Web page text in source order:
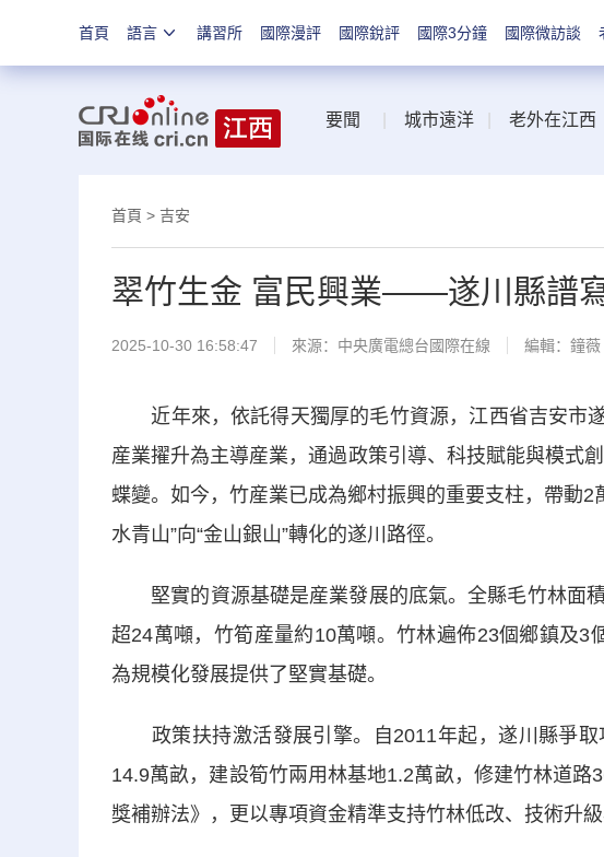
首頁 語言 講習所 國際漫評 國際銳評 國際3分鐘 國際微訪談
要聞 城市遠洋 老外在江西
首頁 > 吉安
翠竹生金 富民興業——遂川縣譜
2025-10-30 16:58:47 來源：中央廣電總台國際在線 編輯：鐘薇
近年來，依託得天獨厚的毛竹資源，江西省吉安市
産業擢升為主導産業，通過政策引導、科技賦能與模式
蝶變。如今，竹産業已成為鄉村振興的重要支柱，帶動
水青山”向“金山銀山”轉化的遂川路徑。
堅實的資源基礎是産業發展的底氣。全縣毛竹林面
超24萬噸，竹筍産量約10萬噸。竹林遍佈23個鄉鎮及3
為規模化發展提供了堅實基礎。
政策扶持激活發展引擎。自2011年起，遂川縣爭取
14.9萬畝，建設筍竹兩用林基地1.2萬畝，修建竹林道
獎補辦法》，更以專項資金精準支持竹林低改、技術升